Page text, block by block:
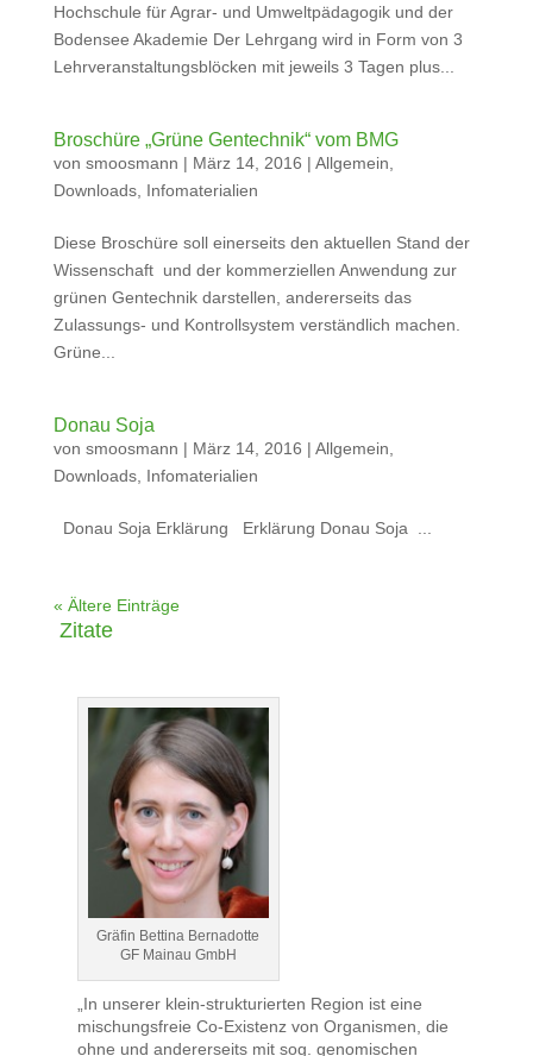
Hochschule für Agrar- und Umweltpädagogik und der
Bodensee Akademie Der Lehrgang wird in Form von 3
Lehrveranstaltungsblöcken mit jeweils 3 Tagen plus...
Broschüre „Grüne Gentechnik“ vom BMG
von smoosmann | März 14, 2016 | Allgemein
Downloads, Infomaterialien
Diese Broschüre soll einerseits den aktuellen Stand der
Wissenschaft und der kommerziellen Anwendung zur
grünen Gentechnik darstellen, andererseits das
Zulassungs- und Kontrollsystem verständlich machen.
Grüne...
Donau Soja
von smoosmann | März 14, 2016 | Allgemein
Downloads, Infomaterialien
Donau Soja Erklärung Erklärung Donau Soja ...
« Ältere Einträge
Zitate
Gräfin Bettina Bernadotte
GF Mainau GmbH
„In unserer klein-strukturierten Region ist eine
mischungsfreie Co-Existenz von Organismen, die
ohne und andererseits mit sog. genomischen